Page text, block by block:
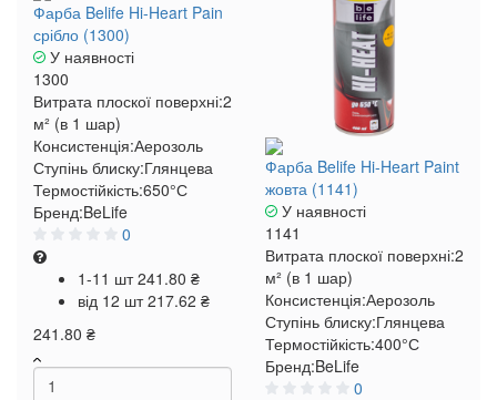
Фарба Belife Hi-Heart Pain
срібло (1300)
У наявності
1300
Витрата плоскої поверхні:2
м² (в 1 шар)
Консистенція:Аерозоль
Ступінь блиску:Глянцева
Термостійкість:650°С
Бренд:BeLife
0
1-11 шт241.80 ₴
від 12 шт217.62 ₴
241.80 ₴
Фарба Belife Hi-Heart Paint
жовта (1141)
У наявності
1141
Витрата плоскої поверхні:2
м² (в 1 шар)
Консистенція:Аерозоль
Ступінь блиску:Глянцева
Термостійкість:400°С
Бренд:BeLife
0